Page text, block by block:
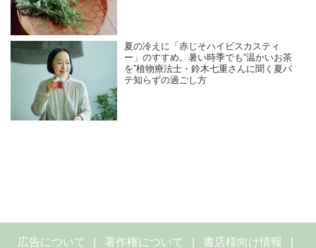
夏の冷えに「赤じそハイビスカスティ
ー」のすすめ。暑い時季でも“温かいお茶
を”植物療法士・鈴木七重さんに聞く夏バ
テ知らずの過ごし方
広告について 著作権について 書店様向け情報